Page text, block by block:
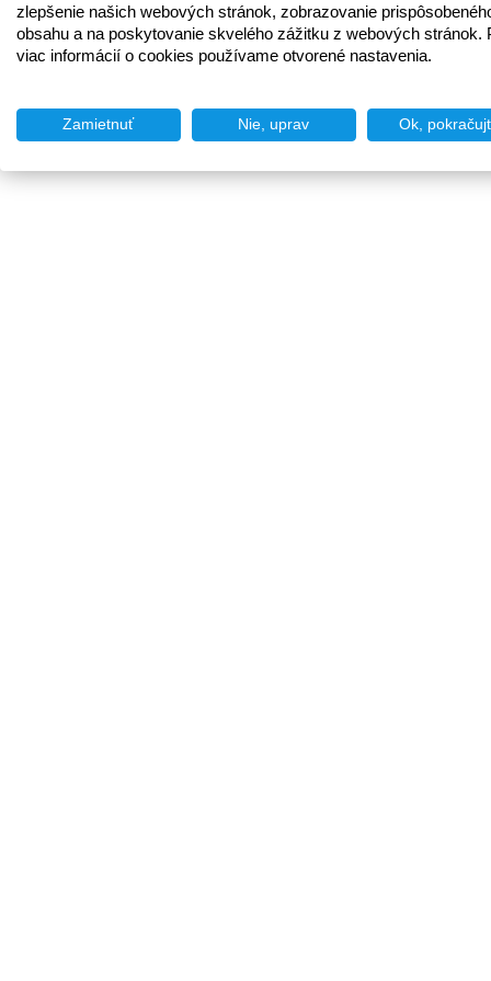
zlepšenie našich webových stránok, zobrazovanie
obsahu a na poskytovanie skvelého zážitku z webových stránok.
viac informácií o cookies používame otvorené nastavenia.
Zamietnuť Nie, uprav Ok,